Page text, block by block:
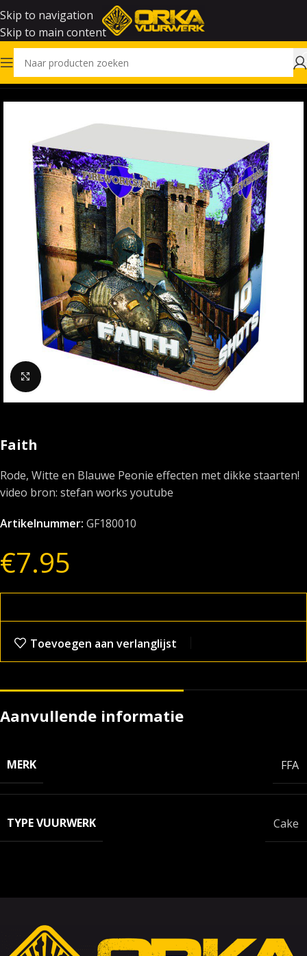
Skip to navigation
Skip to main content
Home Vuurwerk
Klik om te vergroten
Faith
Rode, Witte en Blauwe Peonie effecten met dikke staarten!
video bron: stefan works youtube
Artikelnummer: GF180010
€7.95
Toevoegen aan verlanglijst
Aanvullende informatie
MERK FFA
TYPE VUURWERK Cake